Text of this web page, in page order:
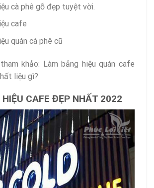
cà phê gỗ đẹp tuyệt vời.
cafe
quán cà phê cũ
khảo: Làm bảng hiệu quán cafe
liệu gì?
CAFE ĐẸP NHẤT 2022